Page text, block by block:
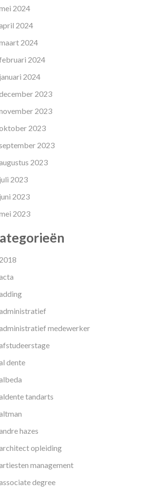
2024
2024
2024
2024
januari 2024
2023
2023
2023
2023
2023
juli 2023
juni 2023
2023
2018
medewerker
dente
tandarts
hazes
opleiding
management
degree